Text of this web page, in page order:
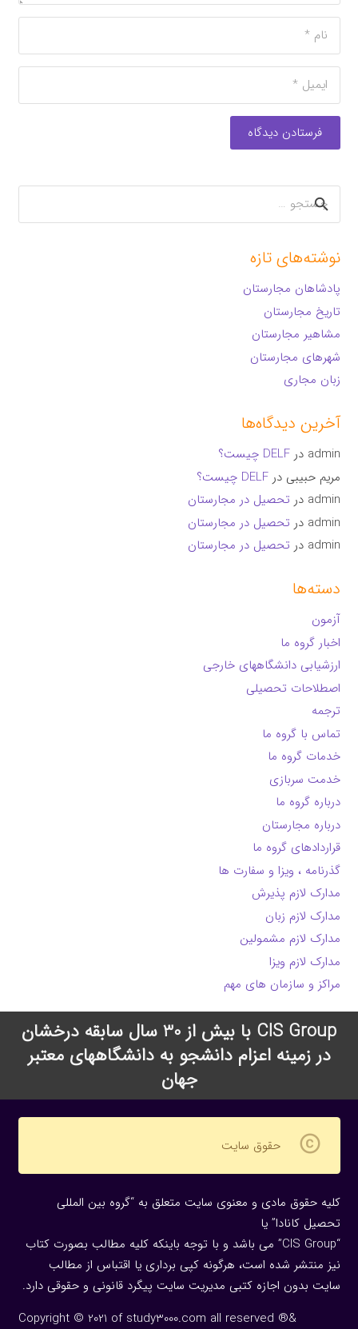
فرستادن دیدگاه
جستجو
برای:
نوشته‌های تازه
پادشاهان مجارستان
تاریخ مجارستان
مشاهیر مجارستان
شهرهای مجارستان
زبان مجاری
آخرین دیدگاه‌ها
admin درDELF چیست؟
مریم حبیبی درDELF چیست؟
admin در تحصیل در مجارستان
admin در تحصیل در مجارستان
admin در تحصیل در مجارستان
دسته‌ها
آزمون
اخبار گروه ما
ارزشیابی دانشگاههای خارجی
اصطلاحات تحصیلی
ترجمه
تماس با گروه ما
خدمات گروه ما
خدمت سربازی
درباره گروه ما
درباره مجارستان
قراردادهای گروه ما
گذرنامه ، ویزا و سفارت ها
مدارک لازم پذیرش
مدارک لازم زبان
مدارک لازم مشمولین
مدارک لازم ویزا
مراکز و سازمان های مهم
CIS Group با بیش از 30 سال سابقه درخشان
در زمینه اعزام دانشجو به دانشگاههای معتبر
جهان
copyright حقوق سایت
کلیه حقوق مادی و معنوی سایت متعلق به “گروه بین المللی
تحصیل کانادا” یا
“CIS Group” می باشد و با توجه باینکه کلیه مطالب بصورت کتاب
نیز منتشر شده است، هرگونه كپی برداری یا اقتباس از مطالب
سایت بدون اجازه كتبی مدیریت سایت پیگرد قانونی و حقوقی دارد.
Copyright © 2021 of study3000.com all reserved ®&